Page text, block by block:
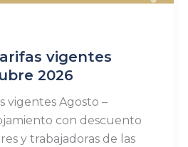
vigentes
2026
vigentes Agosto –
con descuento
y trabajadoras de las